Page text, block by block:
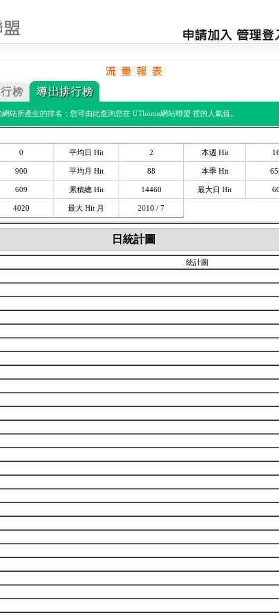
站所產生的排名；您可由此查詢您在 UThome網站聯盟 裡的人氣值。
0 平均日 Hit 2 本週 Hit
900 平均月 Hit 88 本季 Hit
609 累積總 Hit 14460 最大日 Hit
4020 最大 Hit 月 2010 / 7
日統計圖
統計圖